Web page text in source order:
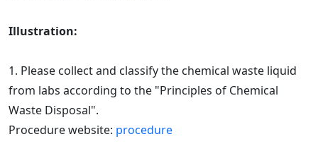
Illustration:
1. Please collect and classify the chemical waste liquid
from labs according to the "Principles of Chemical
Waste Disposal".
Procedure website: procedure